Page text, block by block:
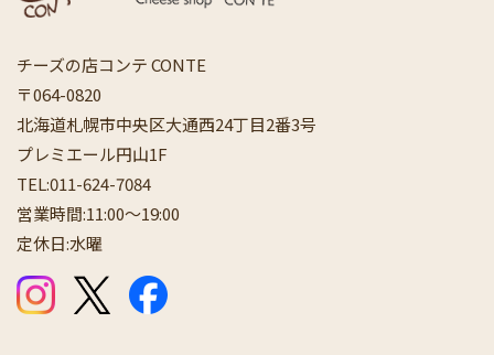
チーズの店コンテ CONTE
〒064-0820
北海道札幌市中央区大通西24丁目2番3号
プレミエール円山1F
TEL:011-624-7084
営業時間:11:00〜19:00
定休日:水曜
公式Instagram公式X（Twitter）